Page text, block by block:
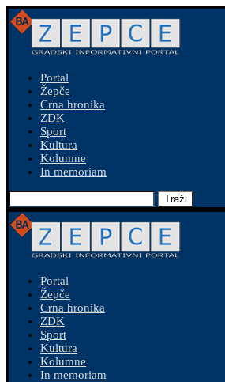
Portal
Žepče
Crna hronika
ZDK
Sport
Kultura
Kolumne
In memoriam
Traži
Portal
Žepče
Crna hronika
ZDK
Sport
Kultura
Kolumne
In memoriam